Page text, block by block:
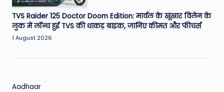
TVS Raider 125 Doctor Doom Edition: मार्वल के खूंखार विलेन के
लुक में लॉन्च हुई TVS की धाकड़ बाइक, जानिए कीमत और फीचर्स
1 August 2026
Aadhaar